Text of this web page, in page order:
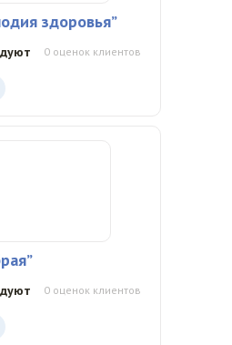
здоровья”
0 оценок клиентов
0 оценок клиентов